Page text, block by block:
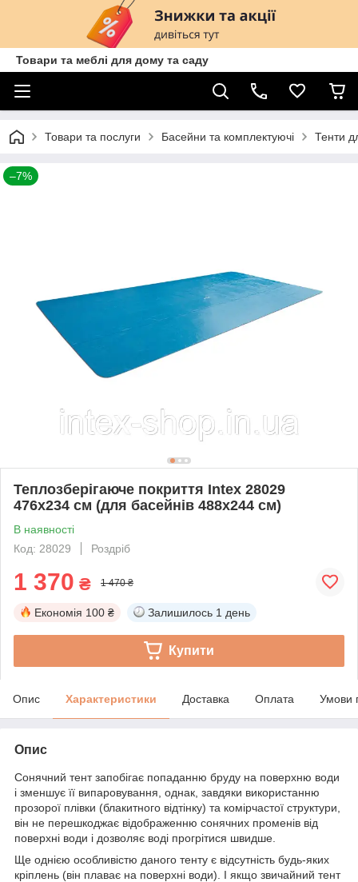
Товари та меблі для дому та саду
Товари та послуги Басейни та комплектуючі Тенти
–7%
Теплозберігаюче покриття Intex 28029
476х234 см (для басейнів 488х244 см)
В наявності
Код: 28029
Роздріб
1 370 ₴ 1 470 ₴
Економія 100 ₴ Залишилось 1 день
Купити
Опис Характеристики Доставка Оплата Умови
Опис
Сонячний тент запобігає попаданню бруду на поверхню води
і зменшує її випаровування, однак, завдяки використанню
прозорої плівки (блакитного відтінку) та комірчастої структури,
він не перешкоджає відображенню сонячних променів від
поверхні води і дозволяє воді прогрітися швидше.
Ще однією особливістю даного тенту є відсутність будь-яких
кріплень (він плаває на поверхні води). І якщо звичайний тент